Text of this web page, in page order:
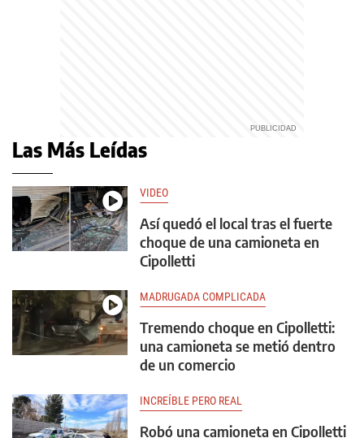
Las Más Leídas
VIDEO
Así quedó el local tras el fuerte
choque de una camioneta en
Cipolletti
MADRUGADA COMPLICADA
Tremendo choque en Cipolletti:
una camioneta se metió dentro
de un comercio
INCREÍBLE PERO REAL
Robó una camioneta en Cipolletti